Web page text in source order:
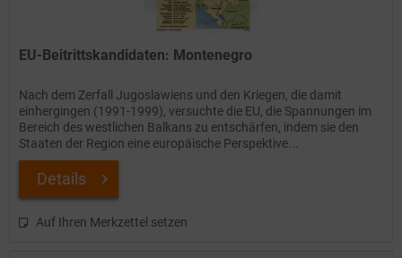
EU-Beitrittskandidaten: Montenegro
Nach dem Zerfall Jugoslawiens und den Kriegen, die damit
einhergingen (1991-1999), versuchte die EU, die Spannungen im
Bereich des westlichen Balkans zu entschärfen, indem sie den
Staaten der Region eine europäische Perspektive...
Details
Auf Ihren Merkzettel setzen